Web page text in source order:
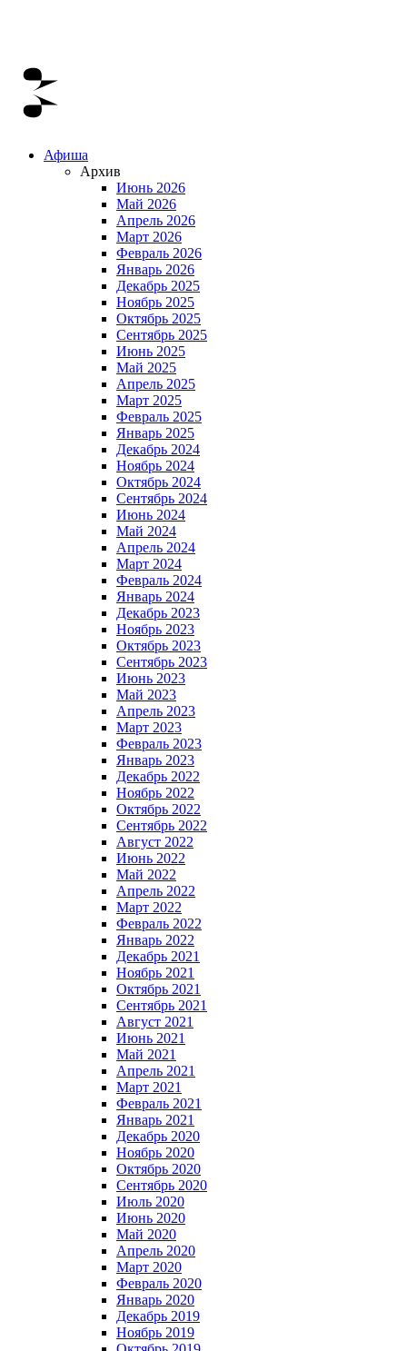
Афиша
Архив
Июнь 2026
Май 2026
Апрель 2026
Март 2026
Февраль 2026
Январь 2026
Декабрь 2025
Ноябрь 2025
Октябрь 2025
Сентябрь 2025
Июнь 2025
Май 2025
Апрель 2025
Март 2025
Февраль 2025
Январь 2025
Декабрь 2024
Ноябрь 2024
Октябрь 2024
Сентябрь 2024
Июнь 2024
Май 2024
Апрель 2024
Март 2024
Февраль 2024
Январь 2024
Декабрь 2023
Ноябрь 2023
Октябрь 2023
Сентябрь 2023
Июнь 2023
Май 2023
Апрель 2023
Март 2023
Февраль 2023
Январь 2023
Декабрь 2022
Ноябрь 2022
Октябрь 2022
Сентябрь 2022
Август 2022
Июнь 2022
Май 2022
Апрель 2022
Март 2022
Февраль 2022
Январь 2022
Декабрь 2021
Ноябрь 2021
Октябрь 2021
Сентябрь 2021
Август 2021
Июнь 2021
Май 2021
Апрель 2021
Март 2021
Февраль 2021
Январь 2021
Декабрь 2020
Ноябрь 2020
Октябрь 2020
Сентябрь 2020
Июль 2020
Июнь 2020
Май 2020
Апрель 2020
Март 2020
Февраль 2020
Январь 2020
Декабрь 2019
Ноябрь 2019